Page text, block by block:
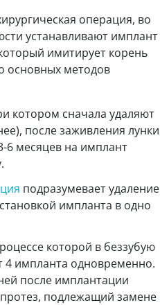
операция, во
устанавливают имплант
имитирует корень
основных методов
котором сначала удаляют
после заживления лунки
6 месяцев на имплант
подразумевает удаление
импланта в одно
которой в беззубую
4 импланта одновременно.
после имплантации
подлежащий замене